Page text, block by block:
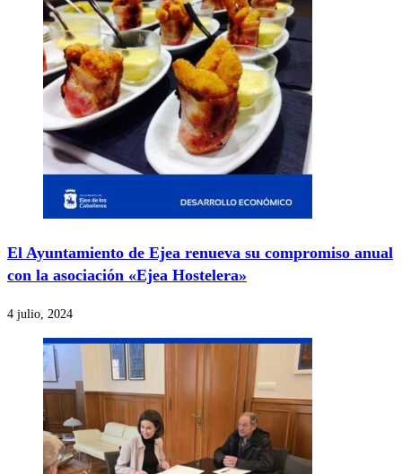
El Ayuntamiento de Ejea renueva su compromiso anual
con la asociación «Ejea Hostelera»
4 julio, 2024